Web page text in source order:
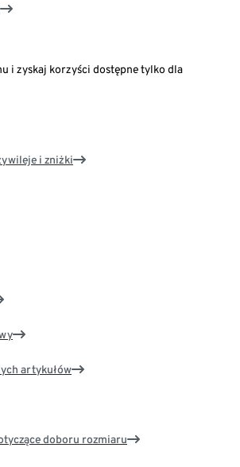
i zyskaj korzyści dostępne tylko dla
i zniżki
artykułów
doboru rozmiaru